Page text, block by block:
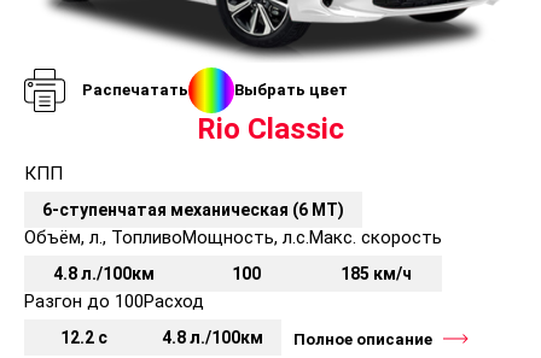
Система предупреждения об экстренном
торможении (ESS)
Система контроля давления в шинах
Передние дисковые тормоза
Система экстренной связи «ЭРА-ГЛОНАСС»
Задние дисковые тормоза
Подогрев рулевого колеса
Пакет "Лига Европы"
Эмблема «Лига Европы»
Распечатать Выбрать цвет
Rio Classic
КПП
6-ступенчатая механическая (6 MT)
Объём, л., Топливо
4.8 л./100км
Мощность, л.с.
100
Макс. скорость
185 км/ч
Разгон до 100
12.2 с
Расход
4.8 л./100км Полное описание